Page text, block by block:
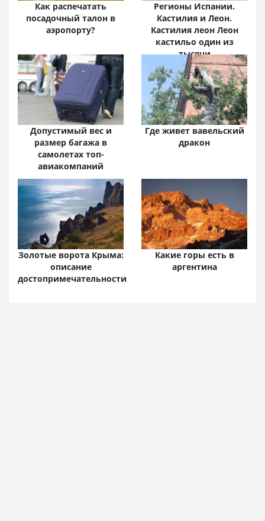
Как распечатать
посадочный талон в
аэропорту?
Регионы Испании.
Кастилия и Леон.
Кастилия леон Леон
кастильо один из
тысячи
Допустимый вес и
размер багажа в
самолетах топ-
авиакомпаний
Где живет вавельский
дракон
Золотые ворота Крыма:
описание
достопримечательности
Какие горы есть в
аргентина